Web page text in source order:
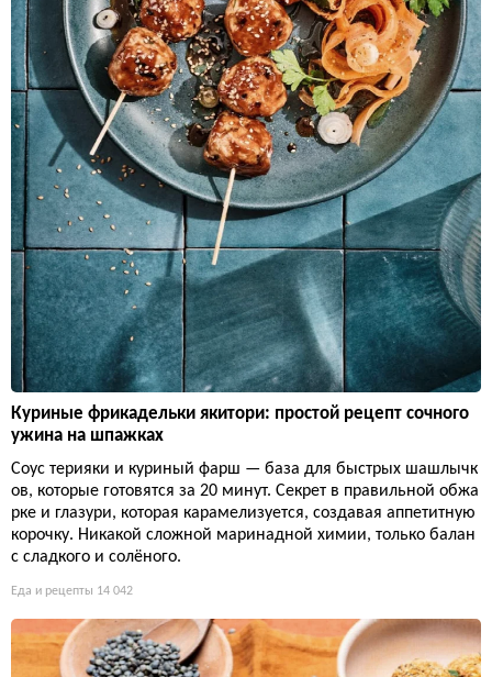
Куриные фрикадельки якитори: простой рецепт сочного
ужина на шпажках
Соус терияки и куриный фарш — база для быстрых шашлычк
ов, которые готовятся за 20 минут. Секрет в правильной обжа
рке и глазури, которая карамелизуется, создавая аппетитную
корочку. Никакой сложной маринадной химии, только балан
с сладкого и солёного.
Еда и рецепты 14 042